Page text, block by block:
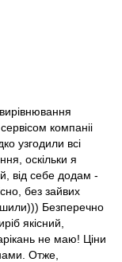
компаніі
узгодили всі
оскільки я
від себе додам -
без зайвих
Безперечно
якісний,
не маю! Ціни
Отже,